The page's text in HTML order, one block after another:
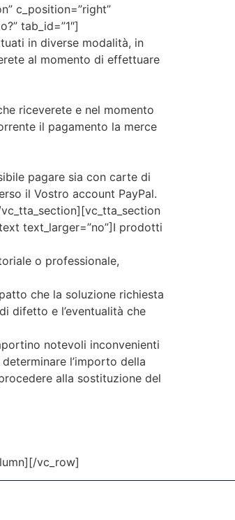
c_position=”right”
tab_id=”1″]
in diverse modalità, in
al momento di effettuare
riceverete e nel momento
il pagamento la merce
pagare sia con carte di
il Vostro account PayPal.
text_larger=”no”]I prodotti
o professionale,
che la soluzione richiesta
difetto e l’eventualità che
notevoli inconvenienti
l’importo della
alla sostituzione del
vc_row]